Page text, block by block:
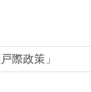
際政策」